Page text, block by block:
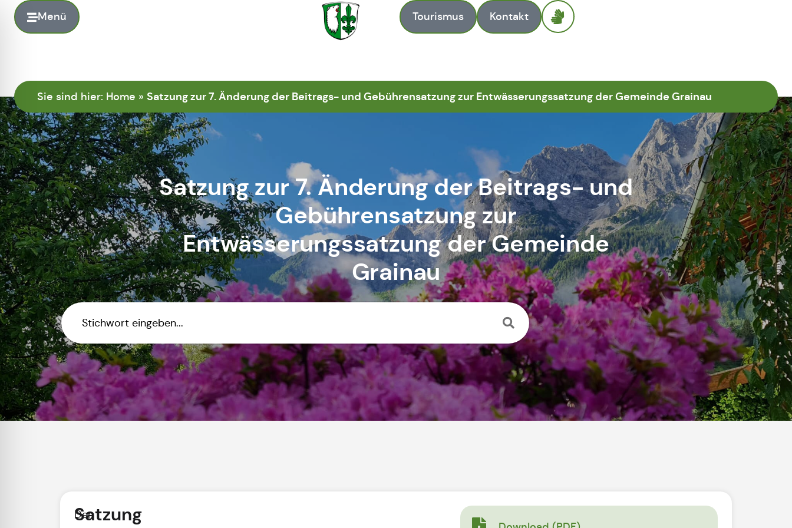
Menü Tourismus Kontakt
Sie sind hier: Home » Satzung zur 7. Änderung der Beitrags- und Gebührensatzung zur Entwässerungssatzung der Gemeinde Grainau
Satzung zur 7. Änderung der Beitrags- und
Gebührensatzung zur
Entwässerungssatzung der Gemeinde
Grainau
Satzung
Der